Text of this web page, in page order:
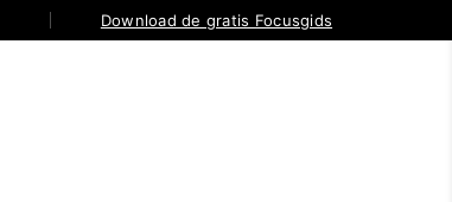
Download de gratis Focusgids